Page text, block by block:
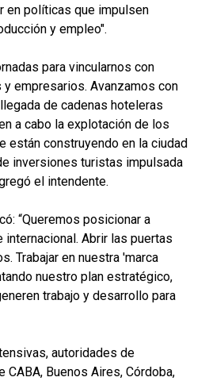
en políticas que impulsen
y empleo".
para vincularnos con
empresarios. Avanzamos con
de cadenas hoteleras
a cabo la explotación de los
están construyendo en la ciudad
inversiones turistas impulsada
el intendente.
“Queremos posicionar a
internacional. Abrir las puertas
Trabajar en nuestra 'marca
nuestro plan estratégico,
trabajo y desarrollo para
autoridades de
Buenos Aires, Córdoba,